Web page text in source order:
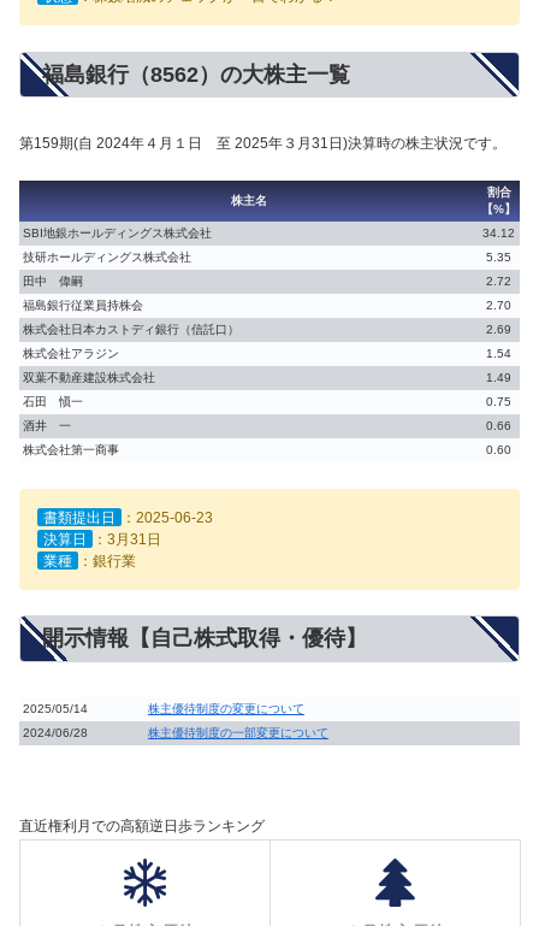
福島銀行（8562）の大株主一覧
第159期(自 2024年４月１日 至 2025年３月31日)決算時の株主状況です。
株主名
割合
【%】
SBI地銀ホールディングス株式会社
34.12
技研ホールディングス株式会社
5.35
田中 偉嗣
2.72
福島銀行従業員持株会
2.70
株式会社日本カストディ銀行（信託口）
2.69
株式会社アラジン
1.54
双葉不動産建設株式会社
1.49
石田 愼一
0.75
酒井 一
0.66
株式会社第一商事
0.60
書類提出日
：2025-06-23
決算日
：3月31日
業種
：銀行業
開示情報【自己株式取得・優待】
2025/05/14
株主優待制度の変更について
2024/06/28
株主優待制度の一部変更について
直近権利月での高額逆日歩ランキング